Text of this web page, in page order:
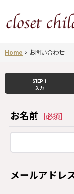
Home > お問い合わせ
STEP 1
入力
お名前 必須
メールアドレ